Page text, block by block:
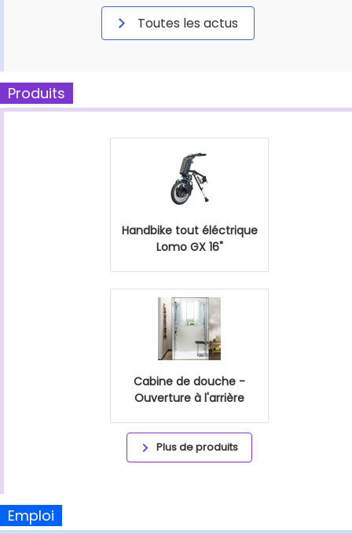
Toutes les actus
Produits
Handbike tout éléctrique
Lomo GX 16"
Cabine de douche -
Ouverture à l'arrière
Plus de produits
Emploi